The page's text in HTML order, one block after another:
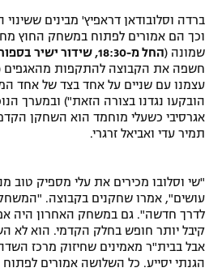
תנאי שימוש
מדיניות פרטיות
תקנון פעילות ספורט 1
רשיון להקרנה פומבית לבית עסק
הצטרפות לחבילת הערוצים
לוח דרושים – ג'ובנט
ספורט אתגרי ואקסטרים
אומנויות לחימה
גיימינג E-Sports
ברדה וסלובודאן דראפיץ' מבינים
וכך הם אמורים לפתוח במשחק החוץ
שמונה (החל מ-18:30, שידור ישיר בספורט3)
חשפה את הקבוצה להתקפות מהאגפים
עצמנו עם שניים על אחד בצד של אחד
הובקעו נגדנו בצורה הזאת") ובמערך
אגרסיבי כשעלי מוחמד הוא השחקן
תמיר עדי ואביאל זרגרי.
"שי וסלובו מכירים את עלי מספיק טוב
עושים", אמרו שחקנים בקבוצה. "המשחק
לדרך חדשה". גם במשחק האחרון היה
קיבל יותר חופש בחלק הקדמי. הוא לא
אבל בבית"ר מאמינים שחיזוק מרכז
הגנתי יסייע. כל השלושה אמורים לפתוח